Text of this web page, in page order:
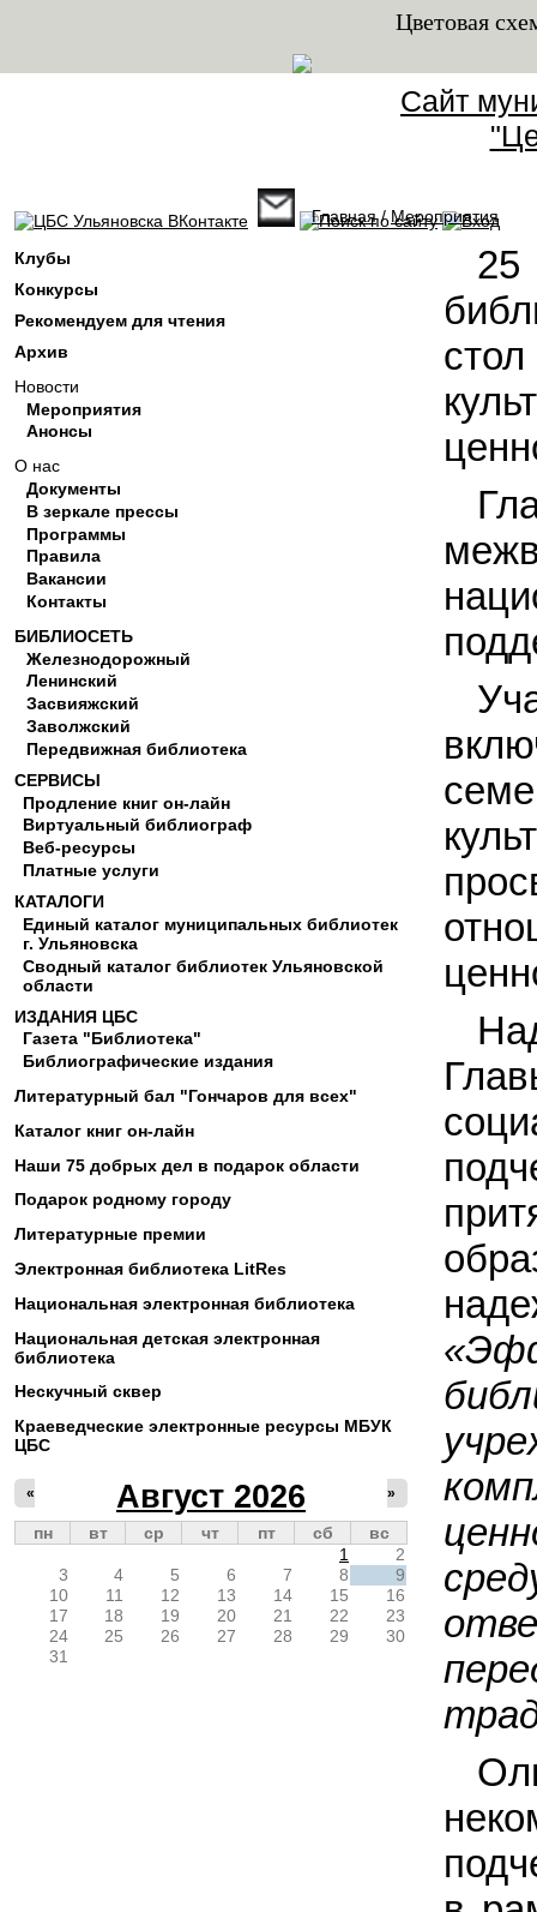
Цветовая
Сайт
Главная / Мероприятия
Клубы
Конкурсы
Рекомендуем для чтения
Архив
Новости
Мероприятия
Анонсы
О нас
Документы
В зеркале прессы
Программы
Правила
Вакансии
Контакты
БИБЛИОСЕТЬ
Железнодорожный
Ленинский
Засвияжский
Заволжский
Передвижная библиотека
СЕРВИСЫ
Продление книг он-лайн
Виртуальный библиограф
Веб-ресурсы
Платные услуги
КАТАЛОГИ
Единый каталог муниципальных библиотек
г. Ульяновска
Сводный каталог библиотек Ульяновской
области
ИЗДАНИЯ ЦБС
Газета "Библиотека"
Библиографические издания
Литературный бал "Гончаров для всех"
Каталог книг он-лайн
Наши 75 добрых дел в подарок области
Подарок родному городу
Литературные премии
Электронная библиотека LitRes
Национальная электронная библиотека
Национальная детская электронная
библиотека
Нескучный сквер
Краеведческие электронные ресурсы МБУК
ЦБС
Август 2026
« »
пн вт ср чт пт сб
вс
1
2
3
4 5 6 7 8
9
10
11 12 13 14 15
16
17
18 19 20 21 22
23
24
25 26 27 28 29
30
31
25